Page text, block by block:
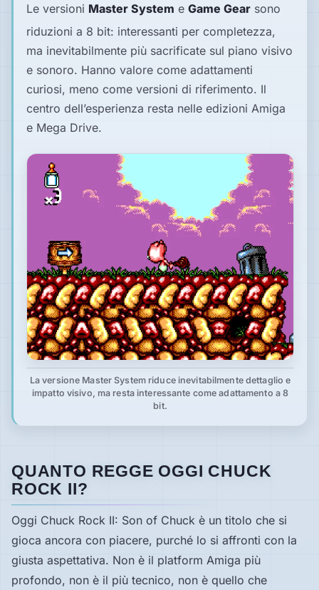
Le versioni Master System e Game Gear sono
riduzioni a 8 bit: interessanti per completezza,
ma inevitabilmente più sacrificate sul piano visivo
e sonoro. Hanno valore come adattamenti
curiosi, meno come versioni di riferimento. Il
centro dell’esperienza resta nelle edizioni Amiga
e Mega Drive.
La versione Master System riduce inevitabilmente dettaglio e
impatto visivo, ma resta interessante come adattamento a 8
bit.
QUANTO REGGE OGGI CHUCK
ROCK II?
Oggi Chuck Rock II: Son of Chuck è un titolo che si
gioca ancora con piacere, purché lo si affronti con la
giusta aspettativa. Non è il platform Amiga più
profondo, non è il più tecnico, non è quello che